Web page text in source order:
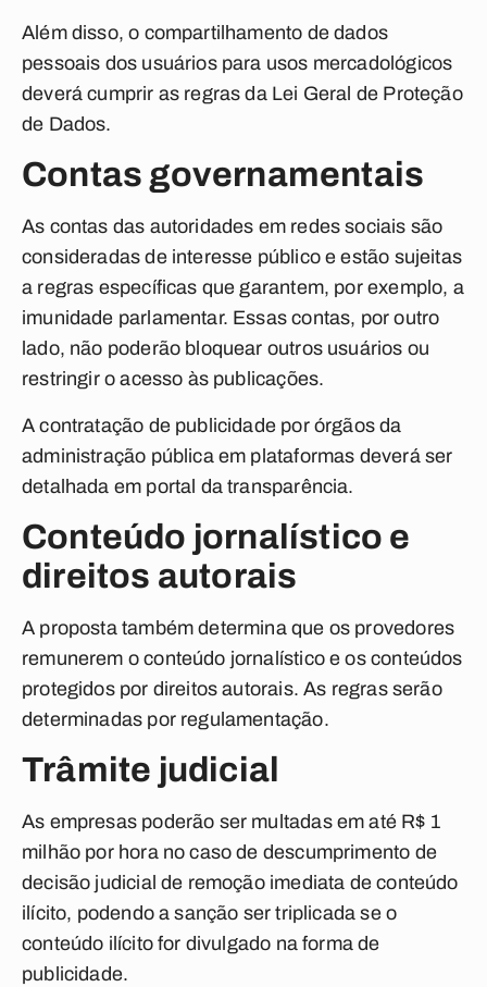
Além disso, o compartilhamento de dados
pessoais dos usuários para usos mercadológicos
deverá cumprir as regras da Lei Geral de Proteção
de Dados.
Contas governamentais
As contas das autoridades em redes sociais são
consideradas de interesse público e estão sujeitas
a regras específicas que garantem, por exemplo, a
imunidade parlamentar. Essas contas, por outro
lado, não poderão bloquear outros usuários ou
restringir o acesso às publicações.
A contratação de publicidade por órgãos da
administração pública em plataformas deverá ser
detalhada em portal da transparência.
Conteúdo jornalístico e
direitos autorais
A proposta também determina que os provedores
remunerem o conteúdo jornalístico e os conteúdos
protegidos por direitos autorais. As regras serão
determinadas por regulamentação.
Trâmite judicial
As empresas poderão ser multadas em até R$ 1
milhão por hora no caso de descumprimento de
decisão judicial de remoção imediata de conteúdo
ilícito, podendo a sanção ser triplicada se o
conteúdo ilícito for divulgado na forma de
publicidade.